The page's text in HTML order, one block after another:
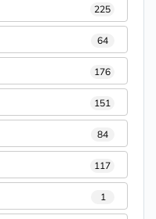
225
64
176
151
84
117
1